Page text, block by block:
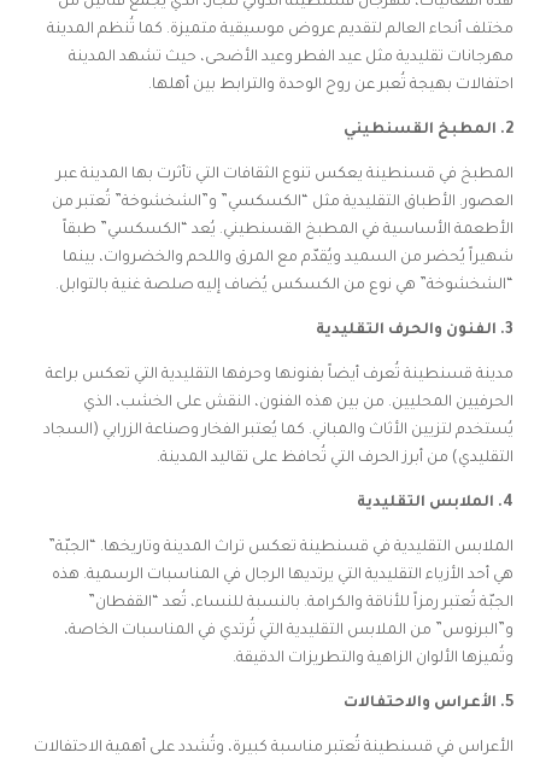
مختلف أنحاء العالم لتقديم عروض موسيقية متميزة. كما تُنظم المدينة
مهرجانات تقليدية مثل عيد الفطر وعيد الأضحى، حيث تشهد المدينة
احتفالات بهيجة تُعبر عن روح الوحدة والترابط بين أهلها.
2. المطبخ القسنطيني
المطبخ في قسنطينة يعكس تنوع الثقافات التي تأثرت بها المدينة عبر
العصور. الأطباق التقليدية مثل “الكسكسي” و”الشخشوخة” تُعتبر من
الأطعمة الأساسية في المطبخ القسنطيني. يُعد “الكسكسي” طبقاً
شهيراً يُحضر من السميد ويُقدّم مع المرق واللحم والخضروات، بينما
“الشخشوخة” هي نوع من الكسكس يُضاف إليه صلصة غنية بالتوابل.
3. الفنون والحرف التقليدية
مدينة قسنطينة تُعرف أيضاً بفنونها وحرفها التقليدية التي تعكس براعة
الحرفيين المحليين. من بين هذه الفنون، النقش على الخشب، الذي
يُستخدم لتزيين الأثاث والمباني. كما يُعتبر الفخار وصناعة الزرابي (السجاد
التقليدي) من أبرز الحرف التي تُحافظ على تقاليد المدينة.
4. الملابس التقليدية
الملابس التقليدية في قسنطينة تعكس تراث المدينة وتاريخها. “الجبّة”
هي أحد الأزياء التقليدية التي يرتديها الرجال في المناسبات الرسمية. هذه
الجبّة تُعتبر رمزاً للأناقة والكرامة. بالنسبة للنساء، تُعد “القفطان”
و”البرنوس” من الملابس التقليدية التي تُرتدي في المناسبات الخاصة،
وتُميزها الألوان الزاهية والتطريزات الدقيقة.
5. الأعراس والاحتفالات
الأعراس في قسنطينة تُعتبر مناسبة كبيرة، وتُشدد على أهمية الاحتفالات